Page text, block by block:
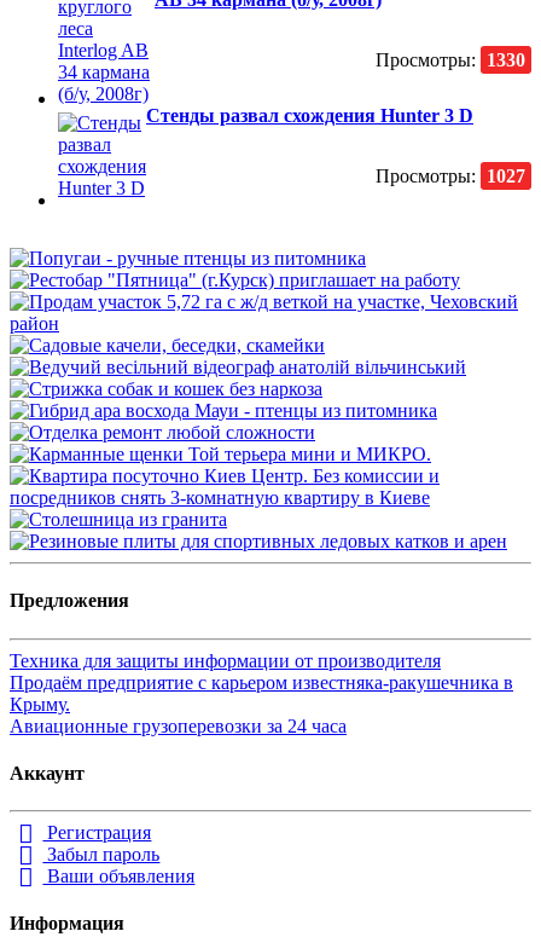
Просмотры: 1330
Стенды развал схождения Hunter 3 D
Просмотры: 1027
Предложения
Техника для защиты информации от производителя
Продаём предприятие с карьером известняка-ракушечника в
Крыму.
Авиационные грузоперевозки за 24 часа
Аккаунт
Регистрация
Забыл пароль
Ваши объявления
Информация